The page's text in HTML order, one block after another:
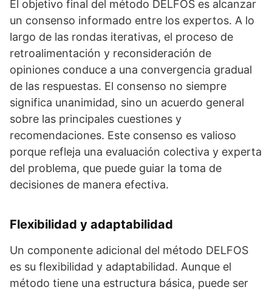
El objetivo final del método DELFOS es alcanzar
un consenso informado entre los expertos. A lo
largo de las rondas iterativas, el proceso de
retroalimentación y reconsideración de
opiniones conduce a una convergencia gradual
de las respuestas. El consenso no siempre
significa unanimidad, sino un acuerdo general
sobre las principales cuestiones y
recomendaciones. Este consenso es valioso
porque refleja una evaluación colectiva y experta
del problema, que puede guiar la toma de
decisiones de manera efectiva.
Flexibilidad y adaptabilidad
Un componente adicional del método DELFOS
es su flexibilidad y adaptabilidad. Aunque el
método tiene una estructura básica, puede ser